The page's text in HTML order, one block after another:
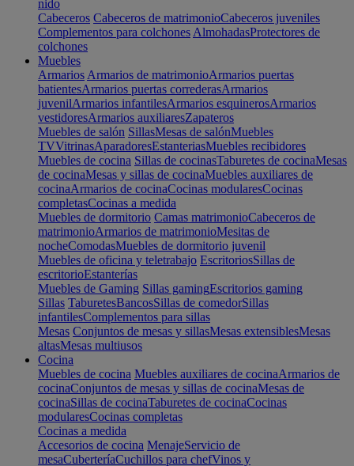
nido
Cabeceros Cabeceros de matrimonioCabeceros juveniles
Complementos para colchones AlmohadasProtectores de
colchones
Muebles
Armarios Armarios de matrimonioArmarios puertas
batientesArmarios puertas correderasArmarios
juvenilArmarios infantilesArmarios esquinerosArmarios
vestidoresArmarios auxiliaresZapateros
Muebles de salón SillasMesas de salónMuebles
TVVitrinasAparadoresEstanteriasMuebles recibidores
Muebles de cocina Sillas de cocinasTaburetes de cocinaMesas
de cocinaMesas y sillas de cocinaMuebles auxiliares de
cocinaArmarios de cocinaCocinas modularesCocinas
completasCocinas a medida
Muebles de dormitorio Camas matrimonioCabeceros de
matrimonioArmarios de matrimonioMesitas de
nocheComodasMuebles de dormitorio juvenil
Muebles de oficina y teletrabajo EscritoriosSillas de
escritorioEstanterías
Muebles de Gaming Sillas gamingEscritorios gaming
Sillas TaburetesBancosSillas de comedorSillas
infantilesComplementos para sillas
Mesas Conjuntos de mesas y sillasMesas extensiblesMesas
altasMesas multiusos
Cocina
Muebles de cocina Muebles auxiliares de cocinaArmarios de
cocinaConjuntos de mesas y sillas de cocinaMesas de
cocinaSillas de cocinaTaburetes de cocinaCocinas
modularesCocinas completas
Cocinas a medida
Accesorios de cocina MenajeServicio de
mesaCuberteríaCuchillos para chefVinos y